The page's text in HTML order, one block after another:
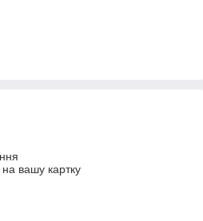
вашу картку